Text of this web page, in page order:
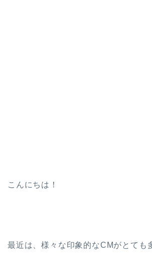
こんにちは！
最近は、様々な印象的なCMがとても